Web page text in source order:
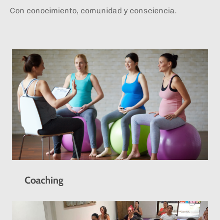
Con conocimiento, comunidad y consciencia.
Coaching